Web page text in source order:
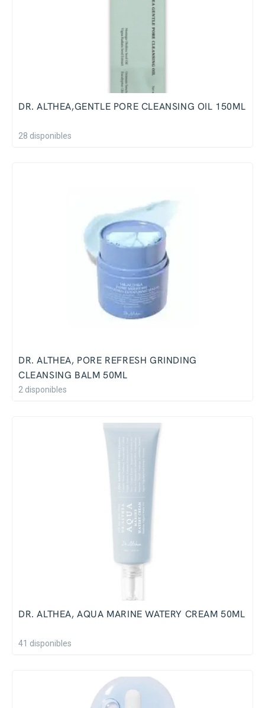
DR. ALTHEA,GENTLE PORE CLEANSING OIL 150ML
28 disponibles
DR. ALTHEA, PORE REFRESH GRINDING
CLEANSING BALM 50ML
2 disponibles
DR. ALTHEA, AQUA MARINE WATERY CREAM 50ML
41 disponibles